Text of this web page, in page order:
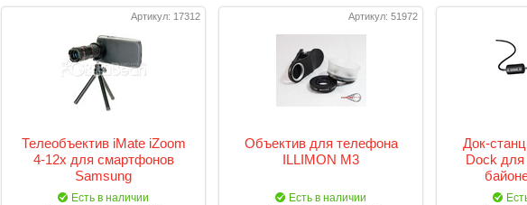
Артикул: 17312
Телеобъектив iMate iZoom
4-12x для смартфонов
Samsung
Есть в наличии
Артикул: 51972
Объектив для телефона
ILLIMON M3
Есть в наличии
Док-
Dock для